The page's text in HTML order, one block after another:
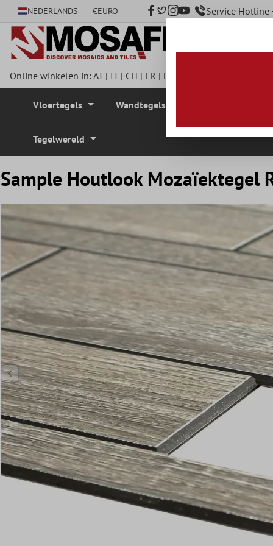
hoofdinhoud
NEDERLANDS €EURO Service
Online winkelen in:AT| IT| CH | FR | DE
Vloertegels Wandtegels
Tegelwereld
Sample Houtlook Mozaïektegel